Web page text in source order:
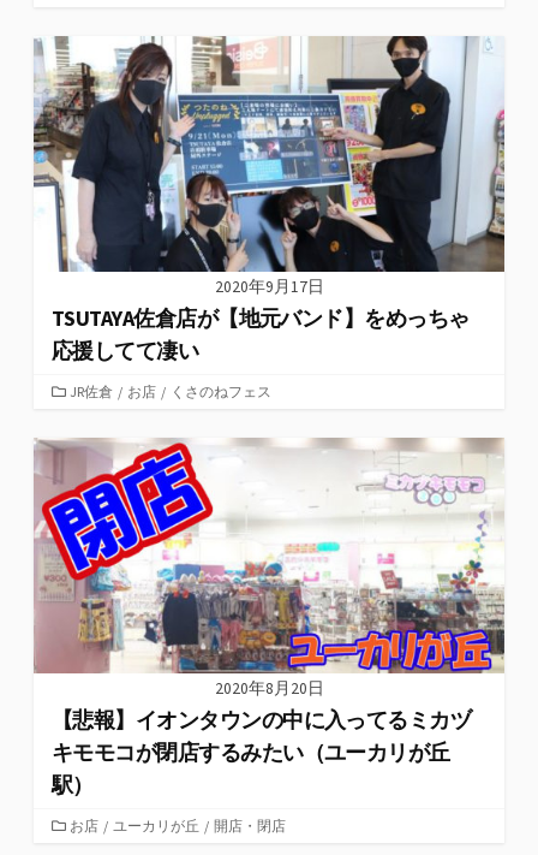
ゴ
リ
ー
2020年9月17日
TSUTAYA佐倉店が【地元バンド】をめっちゃ
応援してて凄い
カ
ゴ
ー
JR佐倉 / お店 / くさのねフェス
2020年8月20日
【悲報】イオンタウンの中に入ってるミカヅ
キモモコが閉店するみたい（ユーカリが丘
駅）
カお店 / ユーカリが丘 / 開店・閉店